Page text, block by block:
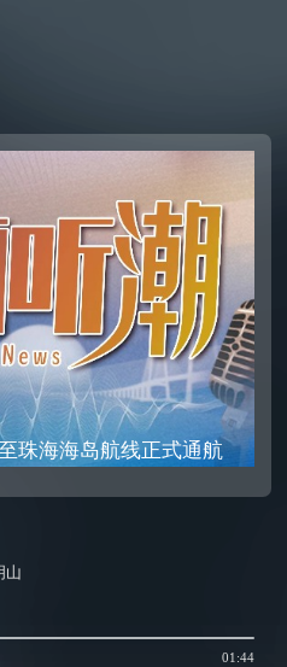
珠海海岛航线正式通航
山
01:44